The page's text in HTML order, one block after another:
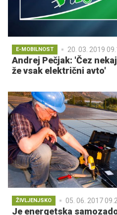
E-MOBILNOST 20. 03. 2019
Andrej Pečjak: 'Čez
že vsak električni avto'
ŽIVLJENJSKO 05. 06. 2017
Je energetska